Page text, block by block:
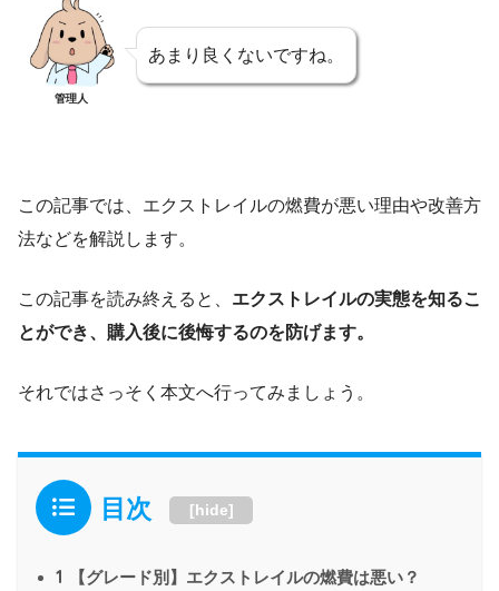
管理人
あまり良くないですね。
この記事では、エクストレイルの燃費が悪い理由や改善方
法などを解説します。
この記事を読み終えると、 エクストレイルの実態を知るこ
とができ、購入後に後悔するのを防げます。
それではさっそく本文へ行ってみましょう。
目次 [hide]
1 【グレード別】エクストレイルの燃費は悪い？